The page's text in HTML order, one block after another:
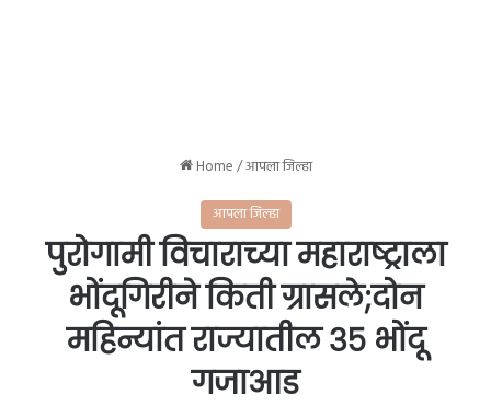
Home/आपला जिल्हा
आपला जिल्हा
पुरोगामी विचाराच्या महाराष्ट्राला
भोंदूगिरीने किती ग्रासले;दोन
महिन्यांत राज्यातील ३५ भोंदू
गजाआड